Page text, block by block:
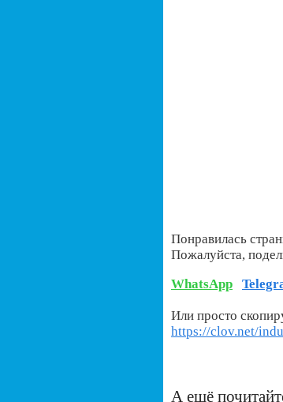
Понравилась
Пожалуйста,
WhatsApp
Или просто
https://clov.net/
А ещё